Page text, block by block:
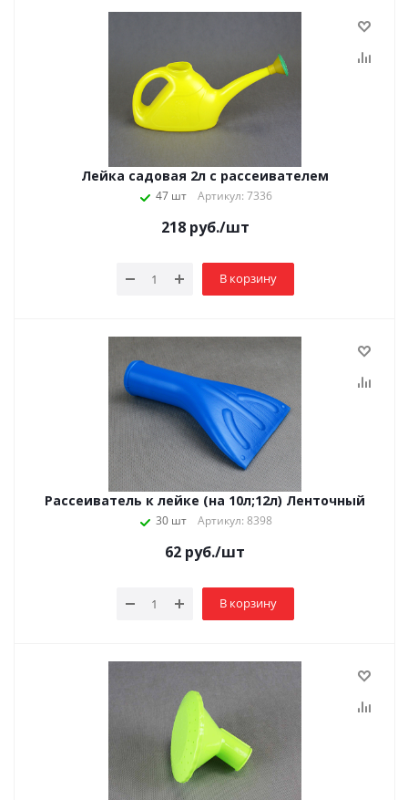
Лейка садовая 2л с рассеивателем
47 шт Артикул: 7336
218руб./шт
В корзину
Рассеиватель к лейке (на 10л;12л) Ленточный
30 шт Артикул: 8398
62 руб./шт
В корзину